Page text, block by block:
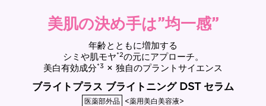
美肌の決め手は”均一感”
年齢とともに増加する
シミや肌モヤ*2の元にアプローチ。
美白有効成分*3 × 独自のプラントサイエンス
ブライトプラス ブライトニング DST セラム
医薬部外品 <薬用美白美容液>